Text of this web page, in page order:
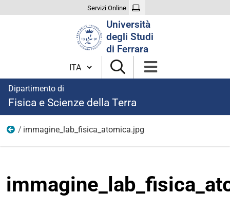
Servizi Online
Università
degli Studi
di Ferrara
Cambia lingua
Dipartimento di
Fisica e Scienze della Terra
Ricerca
immagine_lab_fisica_atomica.jpg